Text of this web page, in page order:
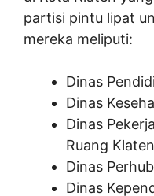
partisi pintu lipat
mereka meliputi:
Dinas
Dinas
Dinas
Ruang Klaten
Dinas
Dinas